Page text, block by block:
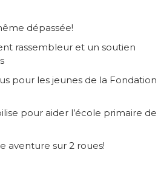
dépassée!
rassembleur et un soutien
pour les jeunes de la Fondation
pour aider l’école primaire de
aventure sur 2 roues!